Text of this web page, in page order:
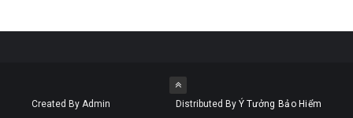
Created By Admin Distributed By Ý Tưởng Bảo Hiểm